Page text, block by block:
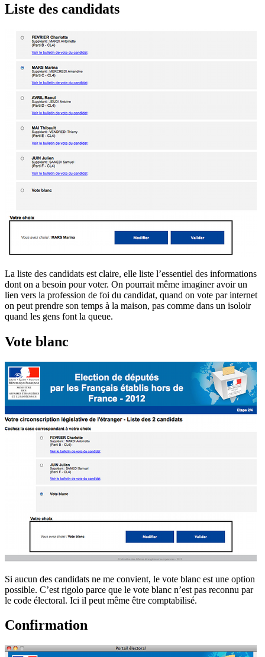
Liste des candidats
La liste des candidats est claire, elle liste l’essentiel des informations
dont on a besoin pour voter. On pourrait même imaginer avoir un
lien vers la profession de foi du candidat, quand on vote par internet
on peut prendre son temps à la maison, pas comme dans un isoloir
quand les gens font la queue.
Vote blanc
Si aucun des candidats ne me convient, le vote blanc est une option
possible. C’est rigolo parce que le vote blanc n’est pas reconnu par
le code électoral. Ici il peut même être comptabilisé.
Confirmation